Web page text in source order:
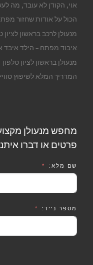
אוי, הקודן לא עובד, מה
הכול על אודות שחזור
מנעולן לרכב בראשון
איבוד מפתח – הילד
מנעולן בראשון לציון טלפון
המדריך המלא לשיפוץ
מחפש מנעולן
פרטים או דברו
שם מלא:
מספר נייד: